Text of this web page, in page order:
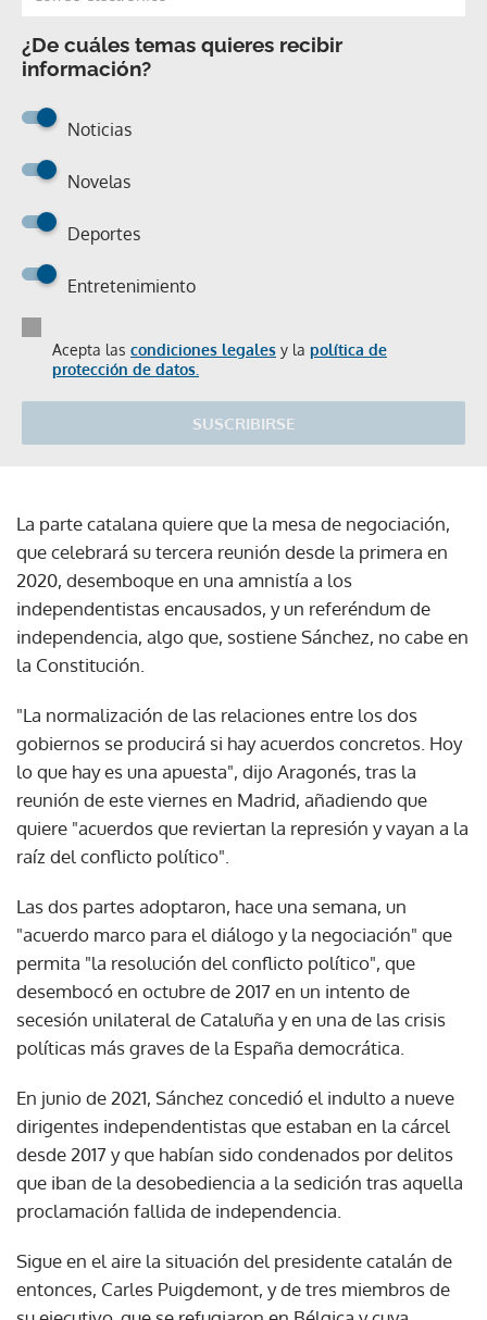
¿De cuáles temas quieres recibir
información?
Noticias
Novelas
Deportes
Entretenimiento
Acepta las condiciones legales y la política de
protección de datos.
SUSCRIBIRSE
La parte catalana quiere que la mesa de negociación,
que celebrará su tercera reunión desde la primera en
2020, desemboque en una amnistía a los
independentistas encausados, y un referéndum de
independencia, algo que, sostiene Sánchez, no cabe en
la Constitución.
"La normalización de las relaciones entre los dos
gobiernos se producirá si hay acuerdos concretos. Hoy
lo que hay es una apuesta", dijo Aragonés, tras la
reunión de este viernes en Madrid, añadiendo que
quiere "acuerdos que reviertan la represión y vayan a la
raíz del conflicto político".
Las dos partes adoptaron, hace una semana, un
"acuerdo marco para el diálogo y la negociación" que
permita "la resolución del conflicto político", que
desembocó en octubre de 2017 en un intento de
secesión unilateral de Cataluña y en una de las crisis
políticas más graves de la España democrática.
En junio de 2021, Sánchez concedió el indulto a nueve
dirigentes independentistas que estaban en la cárcel
desde 2017 y que habían sido condenados por delitos
que iban de la desobediencia a la sedición tras aquella
proclamación fallida de independencia.
Sigue en el aire la situación del presidente catalán de
entonces, Carles Puigdemont, y de tres miembros de